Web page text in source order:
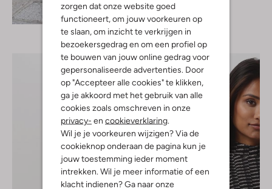
zorgen dat onze website goed
functioneert, om jouw voorkeuren op
te slaan, om inzicht te verkrijgen in
bezoekersgedrag en om een profiel op
te bouwen van jouw online gedrag voor
gepersonaliseerde advertenties. Door
op "Accepteer alle cookies" te klikken,
ga je akkoord met het gebruik van alle
cookies zoals omschreven in onze
privacy- en cookieverklaring
Wil je je voorkeuren wijzigen? Via de
cookieknop onderaan de pagina kun je
jouw toestemming ieder moment
intrekken. Wil je meer informatie of een
klacht indienen? Ga naar onze
Ontdek de look